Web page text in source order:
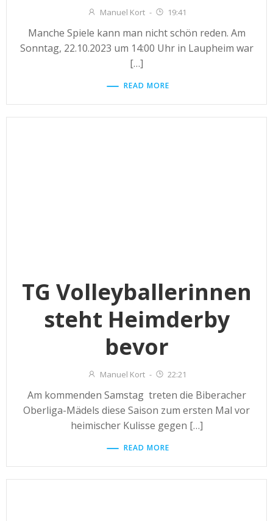
Manuel Kort - 19:41
Manche Spiele kann man nicht schön reden. Am
Sonntag, 22.10.2023 um 14:00 Uhr in Laupheim war
[…]
READ MORE
TG Volleyballerinnen
steht Heimderby
bevor
Manuel Kort - 22:21
Am kommenden Samstag treten die Biberacher
Oberliga-Mädels diese Saison zum ersten Mal vor
heimischer Kulisse gegen […]
READ MORE